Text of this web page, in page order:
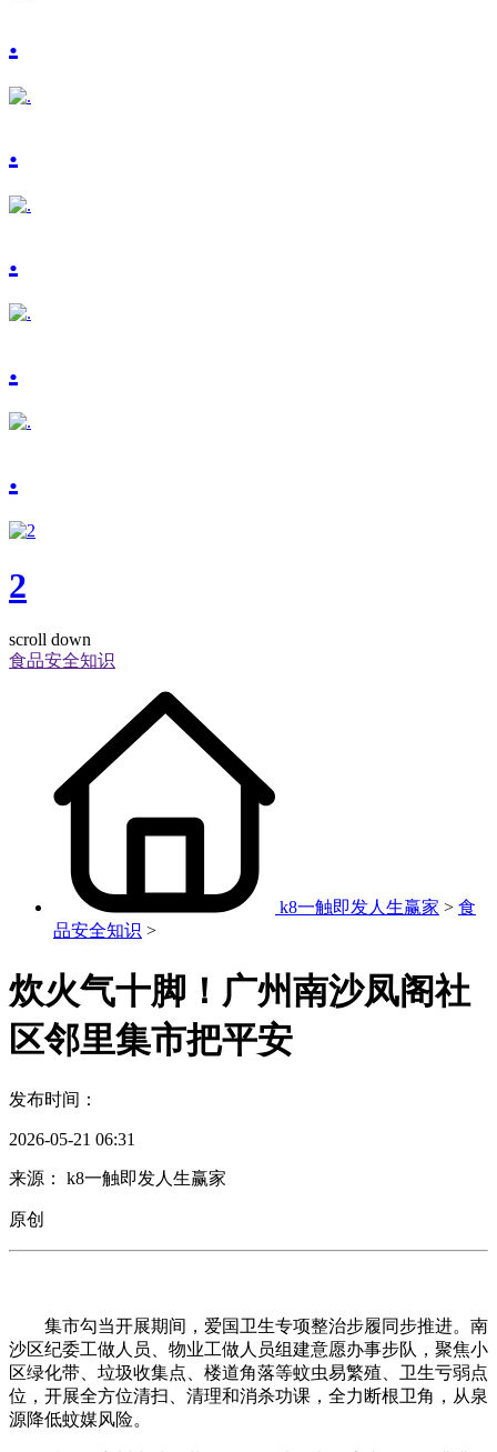
.
.
.
.
.
2
scroll down
食品安全知识
k8一触即发人生赢家 > 食
品安全知识 >
炊火气十脚！广州南沙凤阁社
区邻里集市把平安
发布时间：
2026-05-21 06:31
来源： k8一触即发人生赢家
原创
集市勾当开展期间，爱国卫生专项整治步履同步推进。南
沙区纪委工做人员、物业工做人员组建意愿办事步队，聚焦小
区绿化带、垃圾收集点、楼道角落等蚊虫易繁殖、卫生亏弱点
位，开展全方位清扫、清理和消杀功课，全力断根卫角，从泉
源降低蚊媒风险。